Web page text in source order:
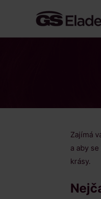
Zajímá
a aby
krásy.